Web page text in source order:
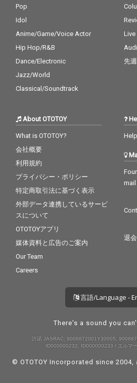
Pop
Idol
Anime/Game/Voice Actor
Hip Hop/R&B
Dance/Electronic
Jazz/World
Classical/Soundtrack
Live
先
About OTOTOY
What is OTOTOY?
会社概要
利用規約
プライバシー・ポリシー
特定商取引法に基づく表示
外部データ連携しているサービ
スについて
OTOTOYアプリ
媒体資料と広告のご案内
Our Team
Careers
退会
言語/Language -
There's a sound you
許諾 JASRAC: 9008872001Y30005,
ID000000232, ID000000233 / エルマ
© OTOTOY Incorporated since 2004,